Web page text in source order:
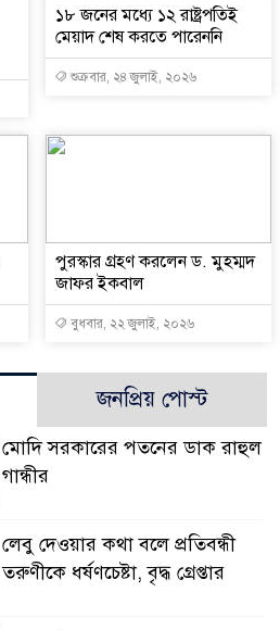
১৮ জনের মধ্যে ১২ রাষ্ট্রপতিই
মেয়াদ শেষ করতে পারেননি
শুক্রবার, ২৪ জুলাই, ২০২৬
পুরস্কার গ্রহণ করলেন ড. মুহম্মদ
জাফর ইকবাল
বুধবার, ২২ জুলাই, ২০২৬
জনপ্রিয় পোস্ট
মোদি সরকারের পতনের ডাক রাহুল
গান্ধীর
লেবু দেওয়ার কথা বলে প্রতিবন্ধী
তরুণীকে ধর্ষণচেষ্টা, বৃদ্ধ গ্রেপ্তার